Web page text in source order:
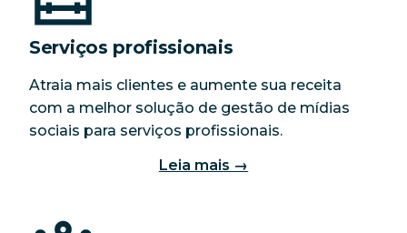
Serviços profissionais
Atraia mais clientes e aumente sua receita
com a melhor solução de gestão de mídias
sociais para serviços profissionais.
Leia mais →